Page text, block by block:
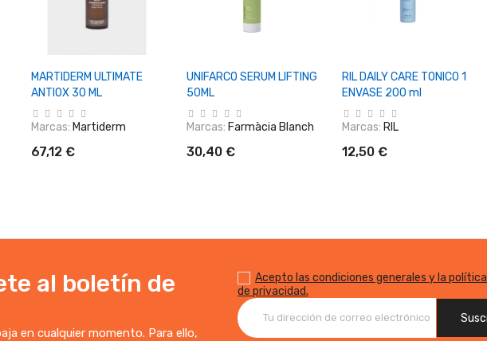
+ Añadir Al Carrito
MARTIDERM ULTIMATE
ANTIOX 30 ML
Marcas: Martiderm
67,12 €
+ Añadir Al Carrito
UNIFARCO SERUM LIFTING
50ML
Marcas: Farmàcia Blanch
30,40 €
+ Añadir Al Carrito
RIL DAILY CARE TONICO 1
ENVASE 200 ml
Marcas: RIL
12,50 €
al boletín de
en cualquier momento. Para ello,
Acepto las condiciones generales y la política
de privacidad.